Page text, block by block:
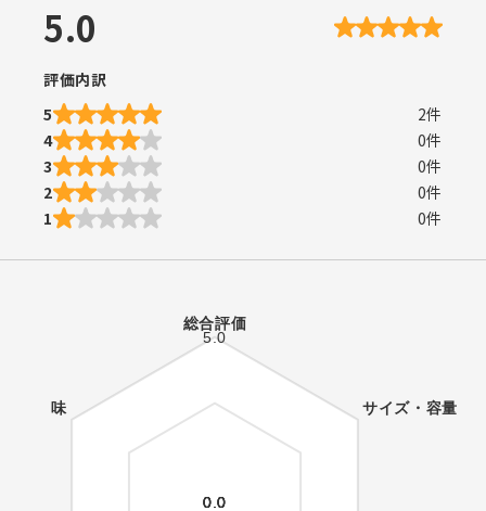
5.0
評価内訳
5
2件
4
0件
3
0件
2
0件
1
0件